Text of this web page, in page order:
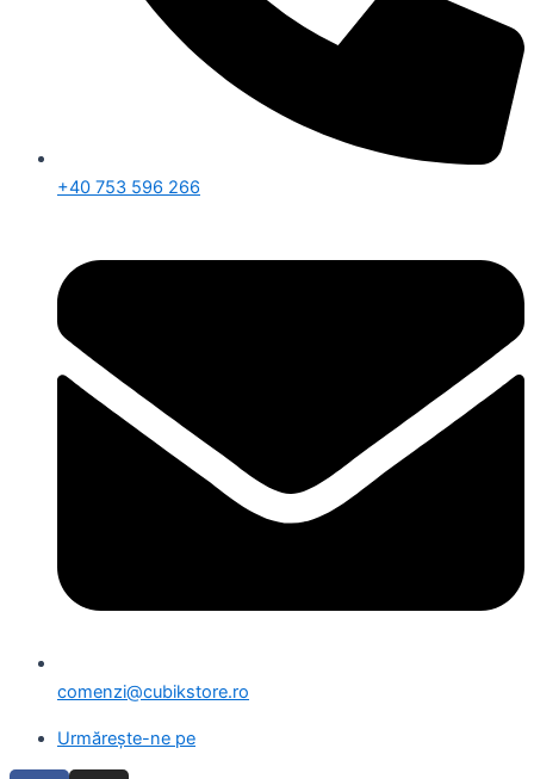
+40 753 596 266
comenzi@cubikstore.ro
Urmărește-ne pe